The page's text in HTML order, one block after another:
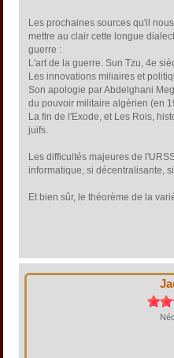
Les prochaines sources qu'il
mettre au clair cette longue
guerre :
L'art de la guerre. Sun Tzu, 4e
Les innovations miliaires et
Son apologie par Abdelghani
du pouvoir militaire algérien (en
La fin de l'Exode, et Les Rois,
juifs.
Les difficultés majeures de
informatique, si décentralisante,
Et bien sûr, le théorème de la